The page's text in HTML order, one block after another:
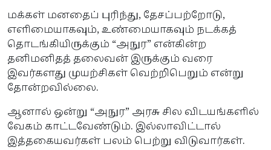
மக்கள் மனதைப் புரிந்து, தேசப்பற்றோடு,
எளிமையாகவும், உண்மையாகவும் நடக்கத்
தொடங்கியிருக்கும் “அநுர” என்கின்ற
தனிமனிதத் தலைவன் இருக்கும் வரை
இவர்களது முயற்சிகள் வெற்றிபெறும் என்று
தோன்றவில்லை.
ஆனால் ஒன்று “அநுர” அரசு சில விடயங்களில்
வேகம் காட்டவேண்டும். இல்லாவிட்டால்
இத்தகையவர்கள் பலம் பெற்று விடுவார்கள்.